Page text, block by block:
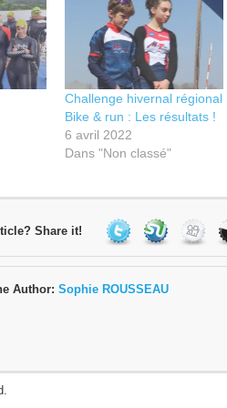
Challenge hivernal régional
Bike & run : Les résultats !
6 avril 2022
Dans "Non classé"
Share it!
Author: Sophie ROUSSEAU